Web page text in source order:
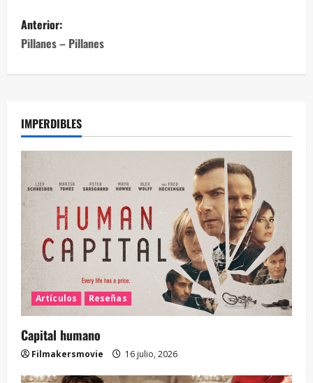
Anterior:
Pillanes – Pillanes
IMPERDIBLES
Artículos Reseñas
Capital humano
Filmakersmovie 16 julio, 2026